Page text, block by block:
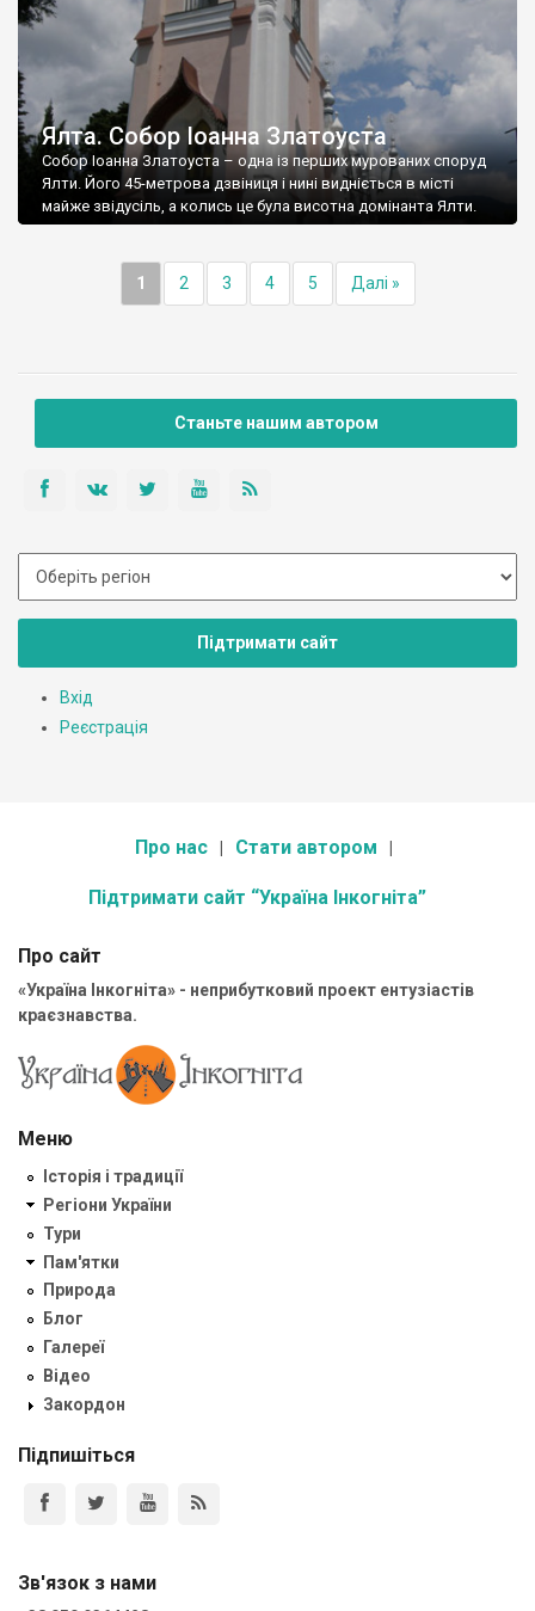
Ялта. Собор Іоанна Златоуста
Собор Іоанна Златоуста – одна із перших мурованих споруд
Ялти. Його 45-метрова дзвіниця і нині видніється в місті
майже звідусіль, а колись це була висотна домінанта Ялти.
1 2 3 4 5 Далі »
Станьте нашим автором
Підтримати сайт
Вхід
Реєстрація
Про нас Стати автором
Підтримати сайт “Україна Інкогніта”
Про сайт
«Україна Інкогніта» - неприбутковий проект ентузіастів
краєзнавства.
Меню
Історія і традиції
Регіони України
Тури
Пам'ятки
Природа
Блог
Галереї
Відео
Закордон
Підпишіться
Зв'язок з нами